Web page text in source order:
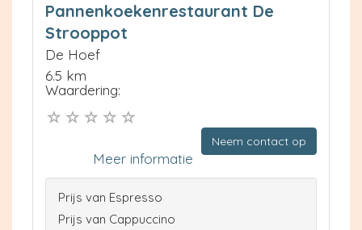
Pannenkoekenrestaurant De
Strooppot
De Hoef
6.5 km
Waardering:
Neem contact op
Meer informatie
Prijs van Espresso
Prijs van Cappuccino